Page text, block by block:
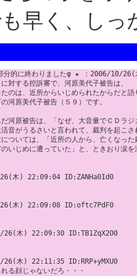
も早く、し
分的に終わりましたφ ★ ：2006/10/
対する控訴審で、河原美代子被告は、
のは、近所からいじめられたからだと語
河原美代子被告（５９）です。
河原被告は、「なぜ、大音量でＣＤラ
音がうるさいと言われて、裁判を起こ
ついては、「近所の人から、亡くなっ
いじめに遭っていた」と、ときおり涙
26(木) 22:09:04 ID:ZANHa0Id0
26(木) 22:09:08 ID:oftc7PdF0
26(木) 22:09:30 ID:TB1ZqX2O0
26(木) 22:11:35 ID:RRP+yMXU0
る顔じゃないだろ・・・